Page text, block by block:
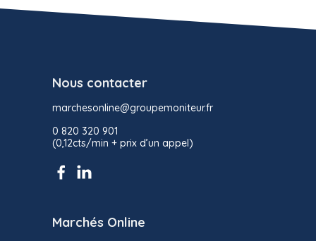
Nous contacter
marchesonline@groupemoniteur.fr
0 820 320 901
(0,12cts/min + prix d’un appel)
Marchés Online